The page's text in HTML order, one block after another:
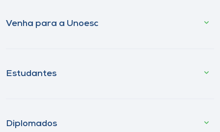
Venha para a Unoesc
Estudantes
Diplomados